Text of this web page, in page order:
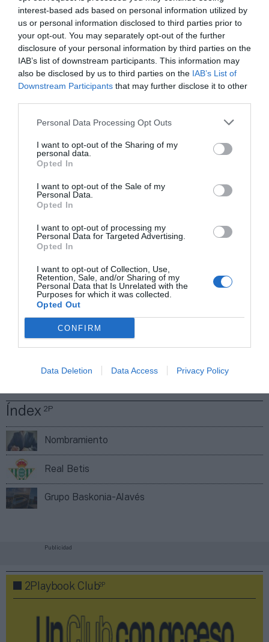
interest-based ads based on personal information utilized by
us or personal information disclosed to third parties prior to
your opt-out. You may separately opt-out of the further
disclosure of your personal information by third parties on the
IAB’s list of downstream participants. This information may
also be disclosed by us to third parties on the IAB’s List of
Downstream Participants that may further disclose it to other
Personal Data Processing Opt Outs
I want to opt-out of the Sharing of my
personal data.
Opted In
I want to opt-out of the Sale of my
Personal Data.
Opted In
I want to opt-out of processing my
Personal Data for Targeted Advertising.
Opted In
I want to opt-out of Collection, Use,
Retention, Sale, and/or Sharing of my
Personal Data that Is Unrelated with the
Purposes for which it was collected.
Opted Out
CONFIRM
Data Deletion Data Access Privacy Policy
Índex2P
Nombramiento
Real Betis
Grupo Baskonia-Alavés
previsto un beneficio de 186.000 euros sin contar
potenciales plusvalías por traspasos tras tres
temporadas de pandemia que se han cerrado con unas
pérdidas totales de 81 millones de euros.
Alarcón, por su parte, pilota desde diciembre la
nave verdiblanca como consejero delegado, cargo de
nueva creación. El Betis desdobló la dirección general
ofensiva comercial. La primera estaba en manos de
la ocupa Federico Martínez Feria y la tercera, la
deportiva, recae sobre Antonio Cordón.
Este equipo de trabajo es el que debe liderar la
ejecución del plan estratégico 2022-2026. En él
patrimonialque incluye la construcción de la nueva
ciudad deportiva y la reforma integral del Benito
Villamarín. También se apostó por homogeneizar su
imagen corporativa y una ligera modificación de su logo
para adaptarse a las necesidades de
internacionalización y estrategia digital del Betis.
Añadir2Playbookcomo fuente preferida de Google
de forma gratuita
Mantente informado con las últimas noticias de actualidad.
Imprimir
Publicidad
2Playbook Club2P